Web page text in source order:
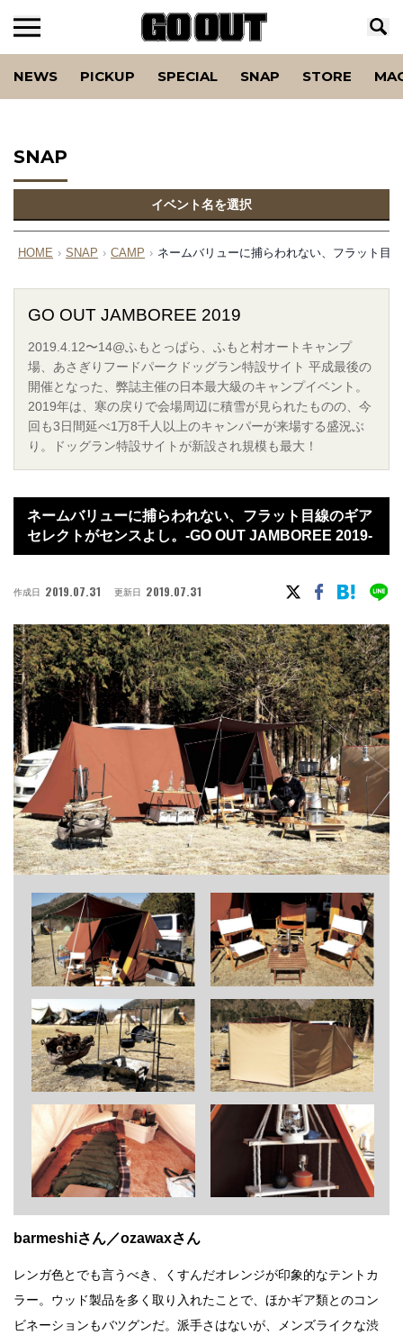
NEWS PICKUP SPECIAL SNAP STORE
SNAP
イベント名を選択
HOME › SNAP › CAMP › ネームバリューに捕らわれない、フラット目
GO OUT JAMBOREE 2019
2019.4.12〜14@ふもとっぱら、ふもと村オートキャンプ
場、あさぎりフードパークドッグラン特設サイト 平成最後の
開催となった、弊誌主催の日本最大級のキャンプイベント。
2019年は、寒の戻りで会場周辺に積雪が見られたものの、今
回も3日間延べ1万8千人以上のキャンパーが来場する盛況ぶ
り。ドッグラン特設サイトが新設され規模も最大！
ネームバリューに捕らわれない、フラット目線のギア
セレクトがセンスよし。-GO OUT JAMBOREE 2019-
作成日 2019.07.31 更新日 2019.07.31
barmeshiさん／ozawaxさん
レンガ色とでも言うべき、くすんだオレンジが印象的なテントカ
ラー。ウッド製品を多く取り入れたことで、ほかギア類とのコン
ビネーションもバツグンだ。派手さはないが、メンズライクな渋